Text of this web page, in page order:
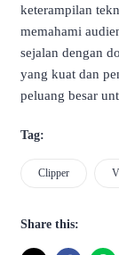
keterampilan
memahami
sejalan dengan
yang kuat dan
peluang besar
Tag:
Clipper
Share this: